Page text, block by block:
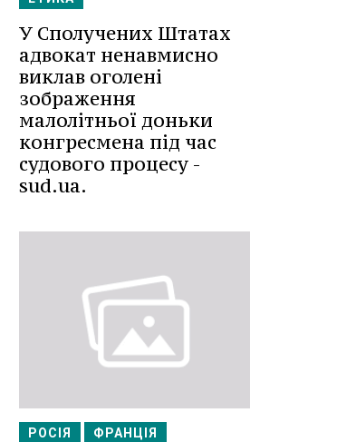
У Сполучених Штатах
адвокат ненавмисно
виклав оголені
зображення
малолітньої доньки
конгресмена під час
судового процесу -
sud.ua.
РОСІЯ ФРАНЦІЯ